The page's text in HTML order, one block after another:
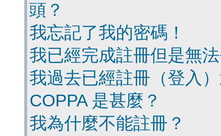
頭？
我忘記了我的密碼！
我已經完成註冊但是無
我過去已經註冊（登入
COPPA 是甚麼？
我為什麼不能註冊？